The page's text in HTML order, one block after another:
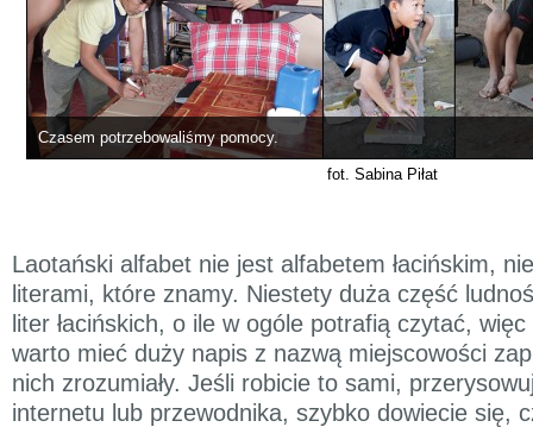
Czasem potrzebowaliśmy pomocy.
fot. Sabina Piłat
Laotański alfabet nie jest alfabetem łacińskim,
literami, które znamy. Niestety duża część
liter łacińskich, o ile w ogóle potrafią czytać,
warto mieć duży napis z nazwą miejscowości
nich zrozumiały. Jeśli robicie to sami,
internetu lub przewodnika, szybko dowiecie się,